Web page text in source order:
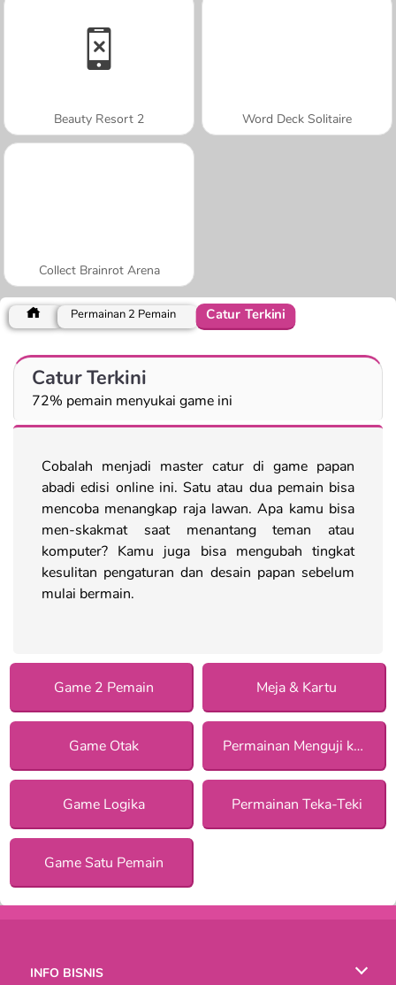
Beauty Resort 2 Word Deck Solitaire
Collect Brainrot Arena
Permainan 2 Pemain Catur Terkini
Catur Terkini
72% pemain menyukai game ini
Cobalah menjadi master catur di game papan
abadi edisi online ini. Satu atau dua pemain bisa
mencoba menangkap raja lawan. Apa kamu bisa
men-skakmat saat menantang teman atau
komputer? Kamu juga bisa mengubah tingkat
kesulitan pengaturan dan desain papan sebelum
mulai bermain.
Game 2 Pemain Meja & Kartu
Game Otak Permainan Menguji konsentrasi
Game Logika Permainan Teka-Teki
Game Satu Pemain
INFO BISNIS